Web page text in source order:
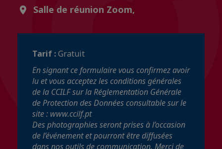
Salle de réunion Zoom,
Tarif :Gratuit
En signant ce formulaire vous confirmez avoir
lu et vous acceptez les conditions générales
de la CCILF sur la Réglementation Générale
de Protection des Données consultable sur le
site : www.ccilf.pt
Des photographies seront prises à l’occasion
de l’événement et pourront être diffusées
dans nos outils de communication. Merci de